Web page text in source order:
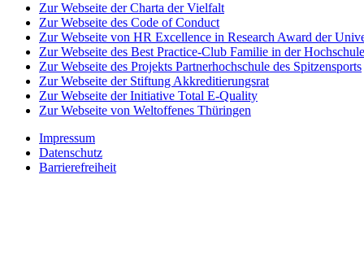
Zur Webseite der Charta der Vielfalt
Zur Webseite des Code of Conduct
Zur Webseite von HR Excellence in Research Award der
Zur Webseite des Best Practice-Club Familie in der Hochschule
Zur Webseite des Projekts Partnerhochschule des Spitzensports
Zur Webseite der Stiftung Akkreditierungsrat
Zur Webseite der Initiative Total E-Quality
Zur Webseite von Weltoffenes Thüringen
Impressum
Datenschutz
Barrierefreiheit